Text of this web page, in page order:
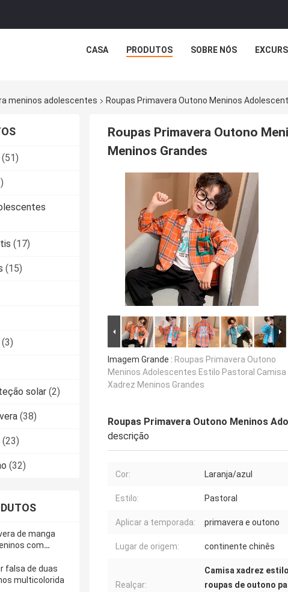
CASA PRODUTOS SOBRE NÓS
meninos adolescentes Roupas Primavera Outono Meninos
(51)
(17)
(15)
(3)
solar (2)
(38)
(23)
(32)
de manga
com
falsa de duas
multicolorida
Roupas Primavera Outono
Meninos Grandes
Imagem Grande : Roupas Primavera Outono
Meninos Adolescentes Estilo Pastoral Camisa
Xadrez Meninos Grandes
Roupas Primavera Outono Meninos
descrição
Cor: Laranja/azul
Estilo: Pastoral
Aplicar a temporada: primavera e outono
Lugar de origem: continente chinês
Realçar:
Camisa xadrez
roupas de outono